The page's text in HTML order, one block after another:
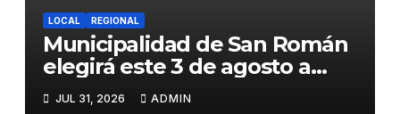
LOCAL REGIONAL
Municipalidad de San Román
elegirá este 3 de agosto a
representantes del Comité
JUL 31, 2026 ADMIN